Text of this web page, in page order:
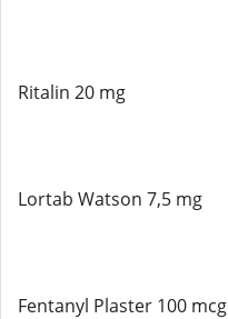
Ritalin 20 mg
Lortab Watson 7,5 mg
Fentanyl Plaster 100 mcg